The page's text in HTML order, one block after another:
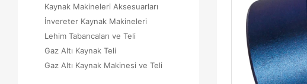
Kaynak Makineleri Aksesuarları
İnvereter Kaynak Makineleri
Lehim Tabancaları ve Teli
Gaz Altı Kaynak Teli
Gaz Altı Kaynak Makinesi ve Teli